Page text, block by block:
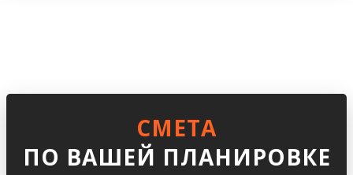
СМЕТА
ПО ВАШЕЙ ПЛАНИРОВКЕ